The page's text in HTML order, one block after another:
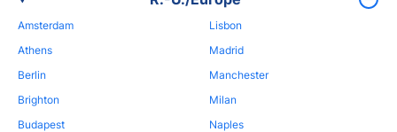
Amsterdam
Athens
Berlin
Brighton
Budapest
Lisbon
Madrid
Manchester
Milan
Naples